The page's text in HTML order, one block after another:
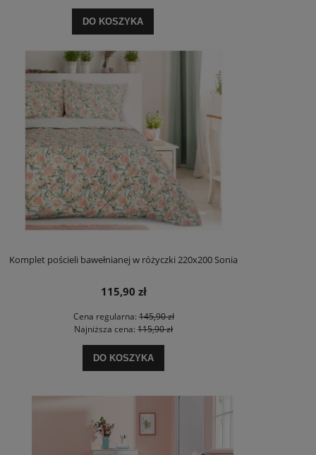
DO KOSZYKA
Komplet pościeli bawełnianej w różyczki 220x200 Sonia
115,90 zł
Cena regularna:145,90 zł
Najniższa cena: 115,90 zł
DO KOSZYKA